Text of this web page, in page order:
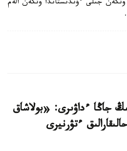
جىلى ءۇندىستاندا وتكەن الەم
جاڭا ءداۋىرى: «بولاشاق
- 2026» حالىقارالىق ءتۋرنيرى